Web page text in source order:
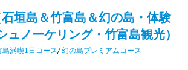
垣島＆竹富島＆幻の島・体験
ュノーケリング・竹富島観光）
島満喫1日コース/ 幻の島プレミアムコース